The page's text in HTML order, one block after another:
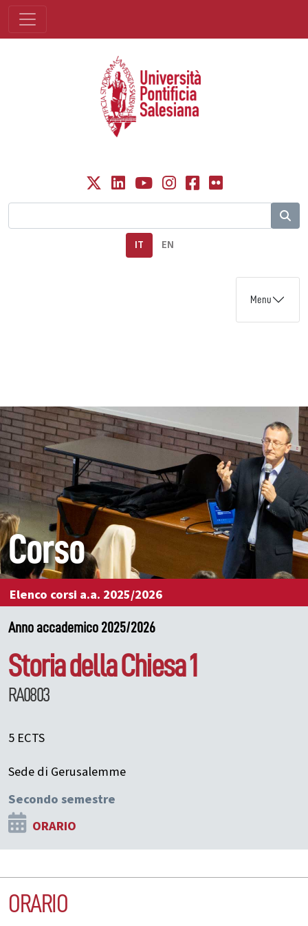
IT EN
Menu
Corso
Elenco corsi a.a. 2025/2026
Anno accademico 2025/2026
Storia della Chiesa 1
RA0803
5 ECTS
Sede di Gerusalemme
Secondo semestre
ORARIO
ORARIO